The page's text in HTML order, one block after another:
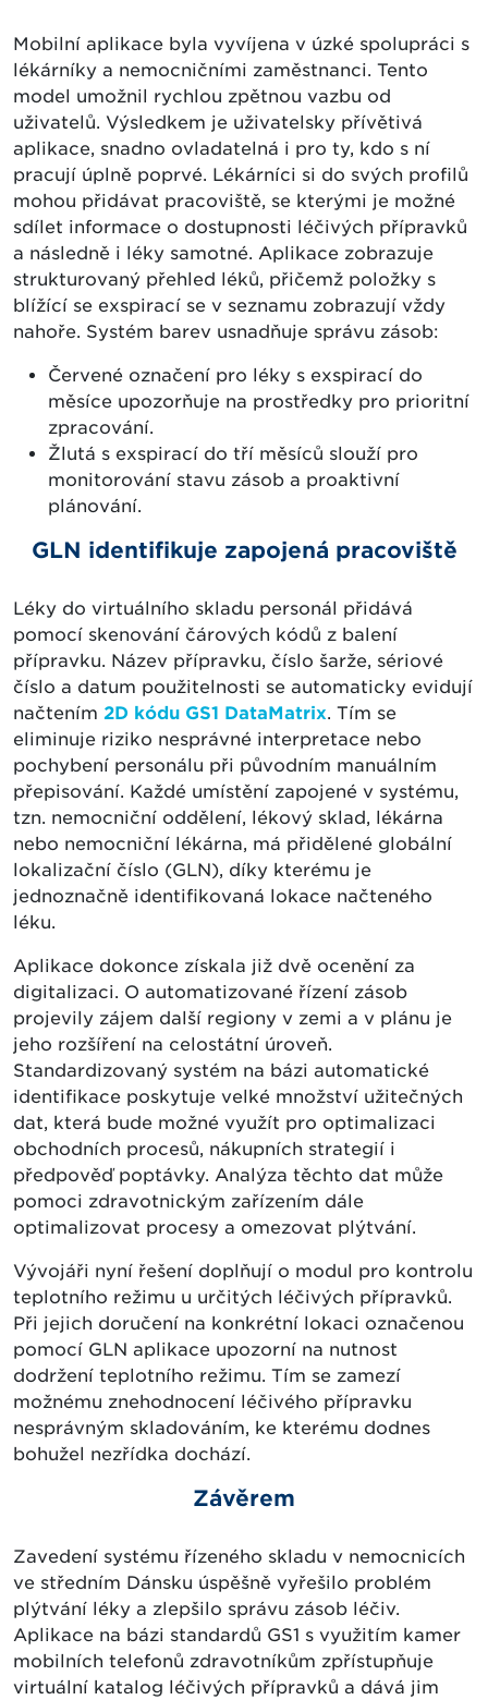
Mobilní aplikace byla vyvíjena v úzké spolupráci s
lékárníky a nemocničními zaměstnanci. Tento
model umožnil rychlou zpětnou vazbu od
uživatelů. Výsledkem je uživatelsky přívětivá
aplikace, snadno ovladatelná i pro ty, kdo s ní
pracují úplně poprvé. Lékárníci si do svých profilů
mohou přidávat pracoviště, se kterými je možné
sdílet informace o dostupnosti léčivých přípravků
a následně i léky samotné. Aplikace zobrazuje
strukturovaný přehled léků, přičemž položky s
blížící se exspirací se v seznamu zobrazují vždy
nahoře. Systém barev usnadňuje správu zásob:
Červené označení pro léky s exspirací do
měsíce upozorňuje na prostředky pro prioritní
zpracování.
Žlutá s exspirací do tří měsíců slouží pro
monitorování stavu zásob a proaktivní
plánování.
GLN identifikuje zapojená pracoviště
Léky do virtuálního skladu personál přidává
pomocí skenování čárových kódů z balení
přípravku. Název přípravku, číslo šarže, sériové
číslo a datum použitelnosti se automaticky evidují
načtením 2D kódu GS1 DataMatrix. Tím se
eliminuje riziko nesprávné interpretace nebo
pochybení personálu při původním manuálním
přepisování. Každé umístění zapojené v systému,
tzn. nemocniční oddělení, lékový sklad, lékárna
nebo nemocniční lékárna, má přidělené globální
lokalizační číslo (GLN), díky kterému je
jednoznačně identifikovaná lokace načteného
léku.
Aplikace dokonce získala již dvě ocenění za
digitalizaci. O automatizované řízení zásob
projevily zájem další regiony v zemi a v plánu je
jeho rozšíření na celostátní úroveň.
Standardizovaný systém na bázi automatické
identifikace poskytuje velké množství užitečných
dat, která bude možné využít pro optimalizaci
obchodních procesů, nákupních strategií i
předpověď poptávky. Analýza těchto dat může
pomoci zdravotnickým zařízením dále
optimalizovat procesy a omezovat plýtvání.
Vývojáři nyní řešení doplňují o modul pro kontrolu
teplotního režimu u určitých léčivých přípravků.
Při jejich doručení na konkrétní lokaci označenou
pomocí GLN aplikace upozorní na nutnost
dodržení teplotního režimu. Tím se zamezí
možnému znehodnocení léčivého přípravku
nesprávným skladováním, ke kterému dodnes
bohužel nezřídka dochází.
Závěrem
Zavedení systému řízeného skladu v nemocnicích
ve středním Dánsku úspěšně vyřešilo problém
plýtvání léky a zlepšilo správu zásob léčiv.
Aplikace na bázi standardů GS1 s využitím kamer
mobilních telefonů zdravotníkům zpřístupňuje
virtuální katalog léčivých přípravků a dává jim